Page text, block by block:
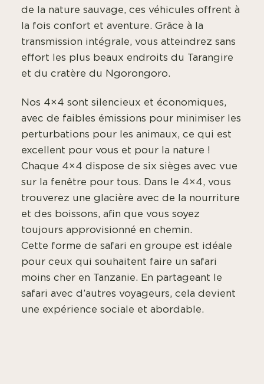
de la nature sauvage, ces véhicules offrent à
la fois confort et aventure. Grâce à la
transmission intégrale, vous atteindrez sans
effort les plus beaux endroits du Tarangire
et du cratère du Ngorongoro.
Nos 4×4 sont silencieux et économiques,
avec de faibles émissions pour minimiser les
perturbations pour les animaux, ce qui est
excellent pour vous et pour la nature !
Chaque 4×4 dispose de six sièges avec vue
sur la fenêtre pour tous. Dans le 4×4, vous
trouverez une glacière avec de la nourriture
et des boissons, afin que vous soyez
toujours approvisionné en chemin.
Cette forme de safari en groupe est idéale
pour ceux qui souhaitent faire un safari
moins cher en Tanzanie. En partageant le
safari avec d’autres voyageurs, cela devient
une expérience sociale et abordable.